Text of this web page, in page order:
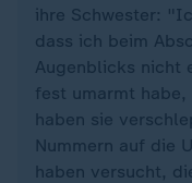
ihre Schwester:
dass ich beim
Augenblicks nicht
fest umarmt habe,
haben sie
Nummern auf die
haben versucht,